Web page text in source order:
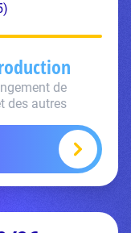
de
des autres